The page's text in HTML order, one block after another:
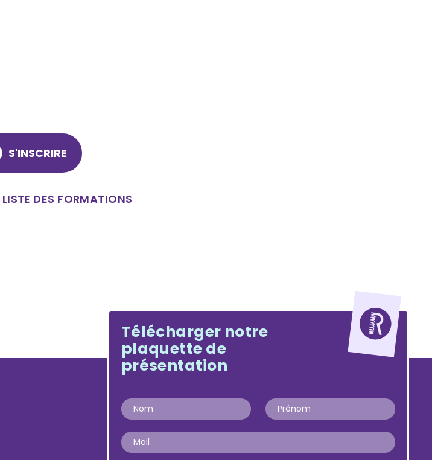
S'INSCRIRE
DES FORMATIONS
Télécharger notre
plaquette de
présentation